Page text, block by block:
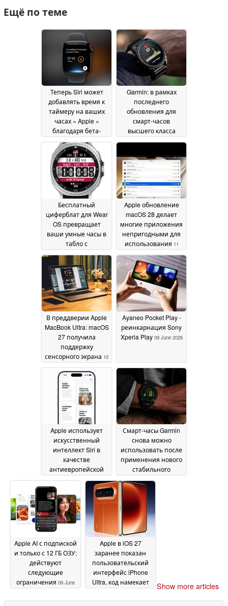
Ещё по теме
Теперь Siri может
добавлять время к
таймеру на ваших
часах « Apple »
благодаря бета-
(версия 3)09 July 2026
Garmin: в рамках
последнего
обновления для
смарт-часов
высшего класса
связанные с
продолжительностью
работы от
аккумулятора 15 June
2026
Бесплатный
циферблат для Wear
OS превращает
ваши умные часы в
табло с
Чемпионата мира в
режиме реального
времени 15 June 2026
Apple обновление
macOS 28 делает
многие приложения
непригодными для
использования 11
June 2026
В преддверии Apple
MacBook Ultra: macOS
27 получила
поддержку
сенсорного экрана 10
Ayaneo Pocket Play -
реинкарнация Sony
Xperia Play 09 June 2026
Apple использует
искусственный
интеллект Siri в
качестве
антиевропейской
исключить DMA09
June 2026
Смарт-часы Garmin
снова можно
использовать после
применения нового
стабильного
2026
Apple AI с подпиской
и только с 12 ГБ ОЗУ:
действуют
следующие
ограничения 09 June
Apple в iOS 27
заранее показан
пользовательский
интерфейс iPhone
Ultra, код намекает
Show more articles